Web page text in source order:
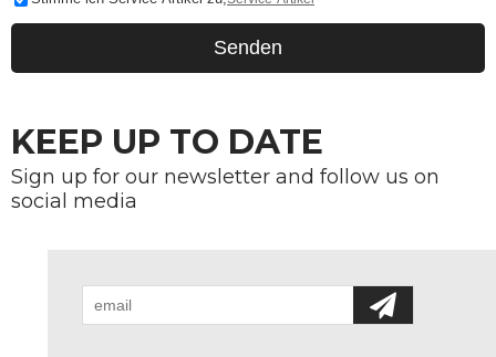
Senden
KEEP UP TO DATE
Sign up for our newsletter and follow us on
social media